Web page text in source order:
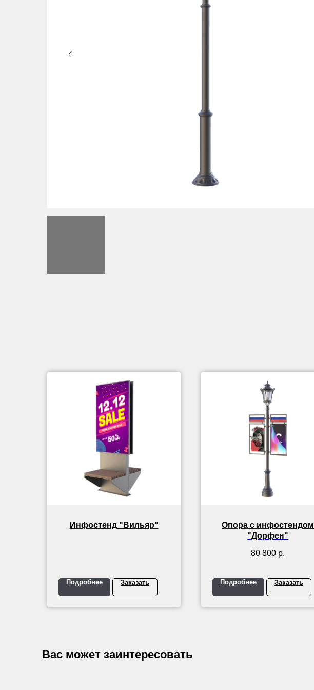
Инфостенд "Вильяр"
Подробнее Заказать
Опора с инфостендом
"Дорфен"
80 800 р.
Подробнее Заказать
Вас может заинтересовать